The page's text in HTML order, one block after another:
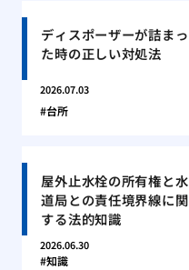
ディスポーザーが詰まっ
た時の正しい対処法
2026.07.03
台所
屋外止水栓の所有権と水
道局との責任境界線に関
する法的知識
2026.06.30
知識